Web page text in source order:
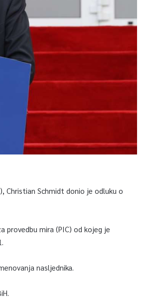
Christian Schmidt donio je odluku o
provedbu mira (PIC) od kojeg je
nasljednika.